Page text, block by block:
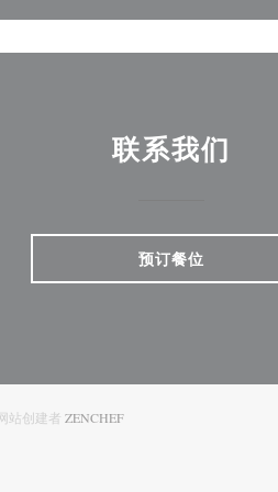
联系我们
预订餐位
站创建者 ZENCHEF((在新窗口中打开))